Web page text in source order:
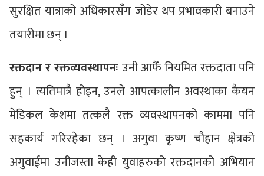
सुरक्षित यात्राको अधिकारसँग जोडेर थप प्रभावकारी बनाउने
तयारीमा छन् ।
रक्तदान र रक्तव्यवस्थापनःउनी आफैँ नियमित रक्तदाता पनि
हुन् । त्यतिमात्रै होइन, उनले आपत्कालीन अवस्थाका कैयन
मेडिकल केशमा तत्कलै रक्त व्यवस्थापनको काममा पनि
सहकार्य गरिरहेका छन् । अगुवा कृष्ण चौहान क्षेत्रको
अगुवाईमा उनीजस्ता केही युवाहरुको रक्तदानको अभियान